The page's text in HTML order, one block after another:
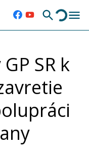
SR k